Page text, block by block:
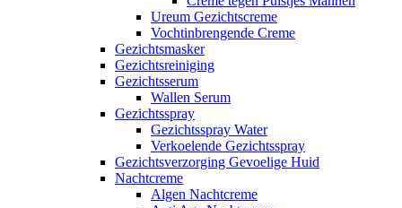
Ureum Gezichtscreme
Vochtinbrengende Creme
Gezichtsmasker
Gezichtsreiniging
Gezichtsserum
Wallen Serum
Gezichtsspray
Gezichtsspray Water
Verkoelende Gezichtsspray
Gezichtsverzorging Gevoelige Huid
Nachtcreme
Algen Nachtcreme